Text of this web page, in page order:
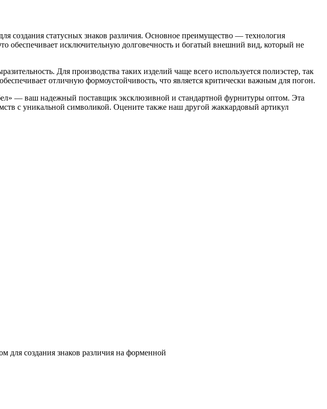
создания статусных знаков различия. Основное преимущество — технология
обеспечивает исключительную долговечность и богатый внешний вид, который не
Для производства таких изделий чаще всего используется полиэстер, так
отличную формоустойчивость, что является критически важным для погон.
— ваш надежный поставщик эксклюзивной и стандартной фурнитуры оптом. Эта
с уникальной символикой. Оцените также наш другой жаккардовый артикул
для создания знаков различия на форменной